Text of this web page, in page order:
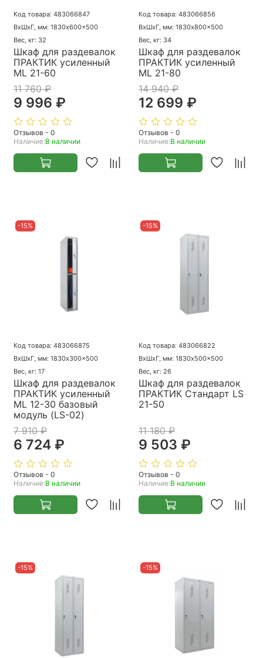
Код товара: 483066847
ВхШхГ, мм: 1830x600x500
Вес, кг: 32
Шкаф для раздевалок
ПРАКТИК усиленный
ML 21-60
11 760 ₽
9 996 ₽
Отзывов - 0
Наличие:В наличии
Код товара: 483066856
ВхШхГ, мм: 1830x800x500
Вес, кг: 34
Шкаф для раздевалок
ПРАКТИК усиленный
ML 21-80
14 940 ₽
12 699 ₽
Отзывов - 0
Наличие:В наличии
-15%
Код товара: 483066875
ВхШхГ, мм: 1830x300x500
Вес, кг: 17
Шкаф для раздевалок
ПРАКТИК усиленный
ML 12-30 базовый
модуль (LS-02)
7 910 ₽
6 724 ₽
Отзывов - 0
Наличие:В наличии
-15%
Код товара: 483066822
ВхШхГ, мм: 1830x500x500
Вес, кг: 26
Шкаф для раздевалок
ПРАКТИК Стандарт LS
21-50
11 180 ₽
9 503 ₽
Отзывов - 0
Наличие:В наличии
-15% -15%